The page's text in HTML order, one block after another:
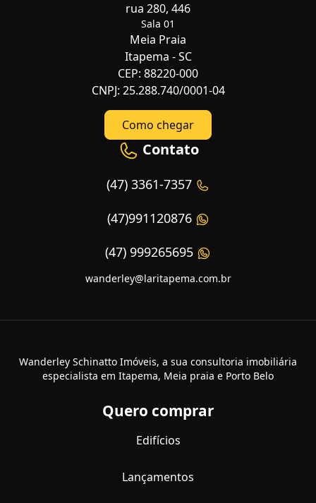
rua 280, 446
Sala 01
Meia Praia
Itapema - SC
CEP: 88220-000
CNPJ: 25.288.740/0001-04
Como chegar
Contato
(47) 3361-7357
(47)991120876
(47) 999265695
wanderley@laritapema.com.br
Wanderley Schinatto Imóveis, a sua consultoria imobiliária
especialista em Itapema, Meia praia e Porto Belo
Quero comprar
Edifícios
Lançamentos